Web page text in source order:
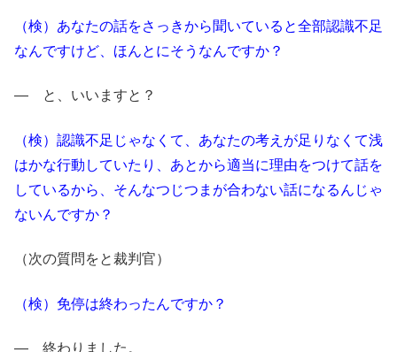
（検）あなたの話をさっきから聞いていると全部認識不足
なんですけど、ほんとにそうなんですか？
― と、いいますと？
（検）認識不足じゃなくて、あなたの考えが足りなくて浅
はかな行動していたり、あとから適当に理由をつけて話を
しているから、そんなつじつまが合わない話になるんじゃ
ないんですか？
（次の質問をと裁判官）
（検）免停は終わったんですか？
― 終わりました。